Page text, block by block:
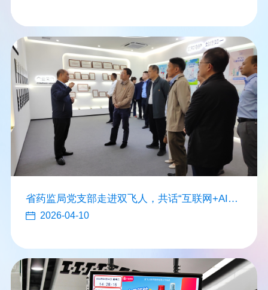
省药监局党支部走进双飞人，共话“互联网+AI监
管”新实践
2026-04-10